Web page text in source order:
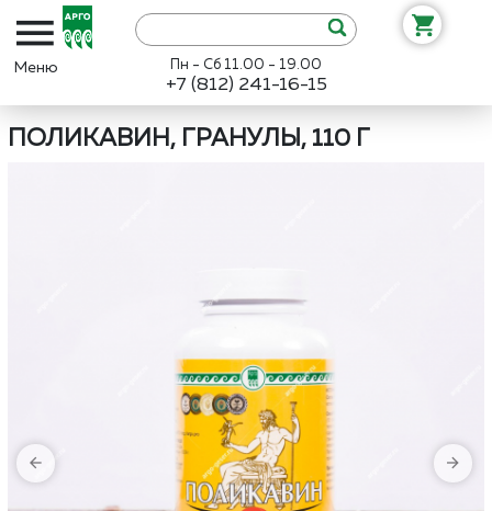
Пн - Сб 11.00 - 19.00
+7 (812) 241-16-15
ПОЛИКАВИН, ГРАНУЛЫ, 110 Г